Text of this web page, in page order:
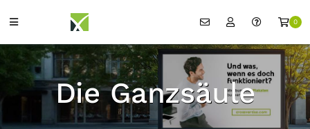
0
Die Ganzsäule